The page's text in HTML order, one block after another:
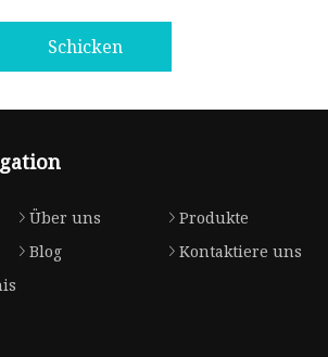
Schicken
Über uns
Produkte
Blog
Kontaktiere uns